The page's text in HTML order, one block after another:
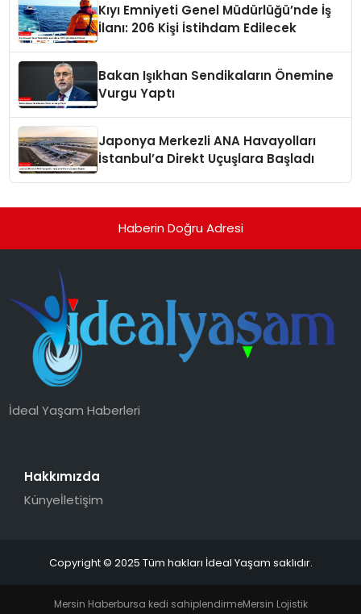
Kıyı Emniyeti Genel Müdürlüğü’nde İş
İlanı: 206 Kişi İstihdam Edilecek
Bakan Işıkhan Sendikaların Önemine
Vurgu Yaptı
Japonya Merkezli ANA Havayolları
İstanbul’a Direkt Uçuşlara Başladı
Haberin Doğru Adresi
İdeal Yaşam Haberleri
Hakkımızda
Künyeİletişim
Copyright © 2025 Tüm hakları İdeal Yaşam saklıdır.
Mersin Haberbursa kedi sahiplendirmeMersin Lojistik